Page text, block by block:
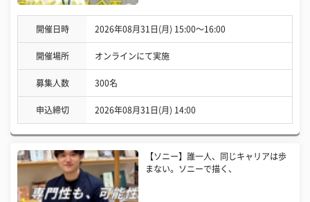
開催日時 2026年08月31日(月) 15:00〜16:00
開催場所 オンラインにて実施
募集人数 300名
申込締切 2026年08月31日(月) 14:00
【ソニー】誰一人、同じキャリアは歩
まない。ソニーで描く、